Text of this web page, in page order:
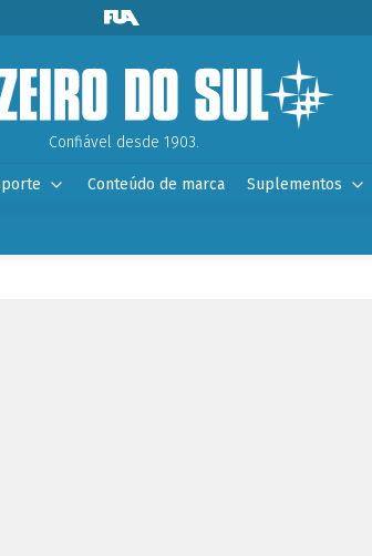
Confiável desde 1903.
Conteúdo de marca Suplementos